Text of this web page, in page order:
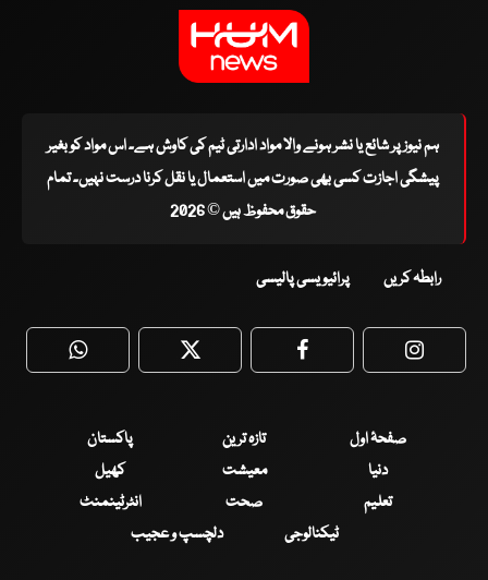
ہم نیوز پر شائع یا نشر ہونے والا مواد ادارتی ٹیم کی کاوش ہے۔ اس مواد کو بغیر
پیشگی اجازت کسی بھی صورت میں استعمال یا نقل کرنا درست نہیں۔ تمام
حقوق محفوظ ہیں © 2026
رابطہ کریں پرائیویسی پالیسی
WhatsApp Twitter Facebook
صفحۂ اول تازہ ترین
پاکستان
دنیا
معیشت
کھیل
تعلیم
صحت
انٹرٹینمنٹ
ٹیکنالوجی
دلچسپ و عجیب